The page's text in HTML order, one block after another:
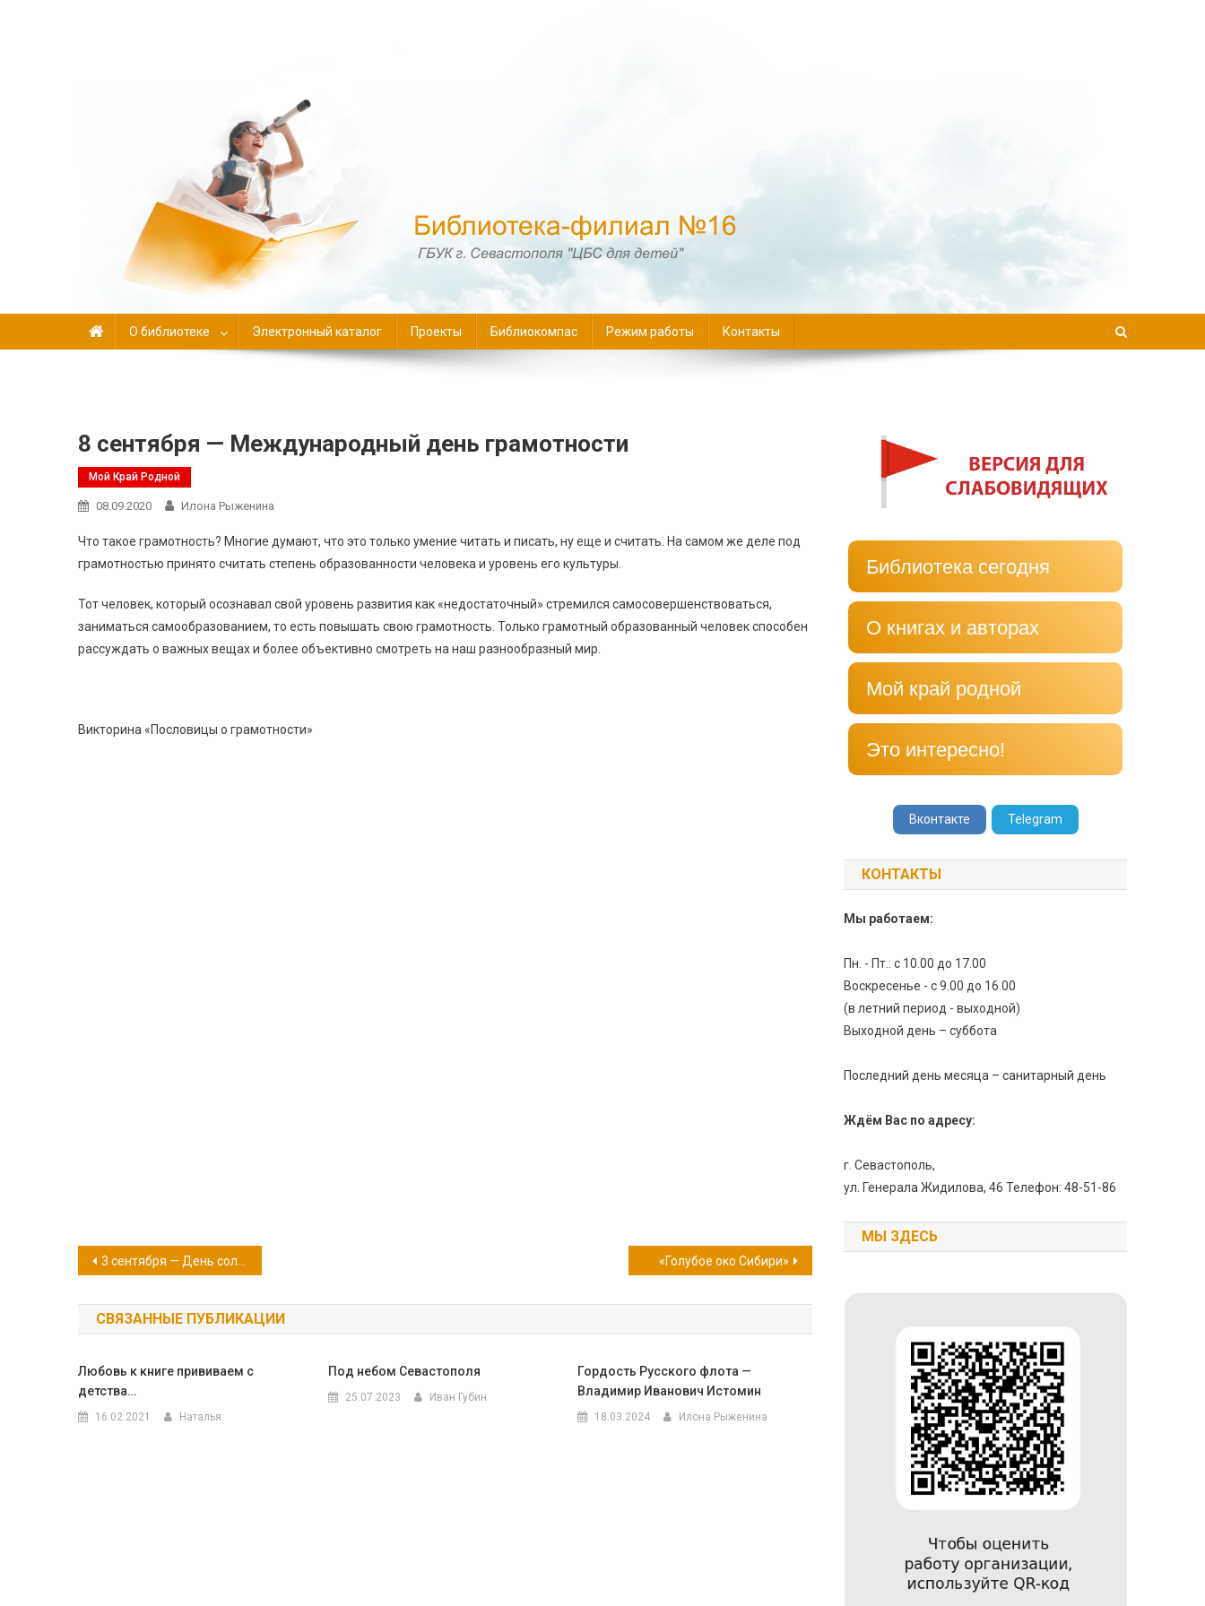
О библиотеке Электронный каталог Проекты Библиокомпас Режим работы Контакты
8 сентября — Международный день грамотности
Мой Край Родной
08.09.2020 Илона Рыженина
Что такое грамотность? Многие думают, что это только умение читать и писать, ну еще и считать. На самом же деле под
грамотностью принято считать степень образованности человека и уровень его культуры.
Тот человек, который осознавал свой уровень развития как «недостаточный» стремился самосовершенствоваться,
заниматься самообразованием, то есть повышать свою грамотность. Только грамотный образованный человек способен
рассуждать о важных вещах и более объективно смотреть на наш разнообразный мир.
Викторина «Пословицы о грамотности»
Навигация
по
записям
3 сентября — День солидарности в борьбе с терроризмом «Голубое око Сибири»
СВЯЗАННЫЕ ПУБЛИКАЦИИ
Любовь к книге прививаем с
детства…
16.02.2021 Наталья
Под небом Севастополя
25.07.2023 Иван Губин
Гордость Русского флота —
Владимир Иванович Истомин
18.03.2024 Илона Рыженина
Библиотека сегодня
О книгах и авторах
Мой край родной
Это интересно!
Вконтакте Telegram
КОНТАКТЫ
Мы работаем:
Пн. - Пт.: с 10.00 до 17.00
Воскресенье - с 9.00 до 16.00
(в летний период - выходной)
Выходной день – суббота
Последний день месяца – санитарный день
Ждём Вас по адресу:
г. Севастополь,
ул. Генерала Жидилова, 46 Телефон: 48-51-86
МЫ ЗДЕСЬ